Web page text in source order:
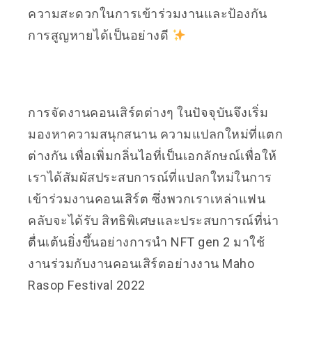
ความสะดวกในการเข้าร่วมงานและป้องกัน
การสูญหายได้เป็นอย่างดี
การจัดงานคอนเสิร์ตต่างๆ ในปัจจุบันจึงเริ่ม
มองหาความสนุกสนาน ความแปลกใหม่ที่แตก
ต่างกัน เพื่อเพิ่มกลิ่นไอที่เป็นเอกลักษณ์เพื่อให้
เราได้สัมผัสประสบการณ์ที่แปลกใหม่ในการ
เข้าร่วมงานคอนเสิร์ต ซึ่งพวกเราเหล่าแฟน
คลับจะได้รับ สิทธิพิเศษและประสบการณ์ที่น่า
ตื่นเต้นยิ่งขึ้นอย่างการนำ NFT gen 2 มาใช้
งานร่วมกับงานคอนเสิร์ตอย่างงาน Maho
Rasop Festival 2022